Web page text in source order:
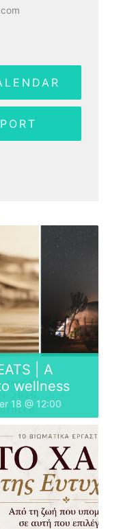
| A
wellness
18 @ 12:00